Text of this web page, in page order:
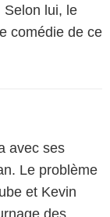
Selon lui, le
comédie de ce
avec ses
Le problème
et Kevin